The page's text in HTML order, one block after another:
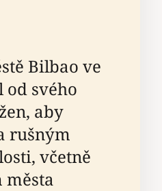
Bilbao ve
od svého
aby
rušným
včetně
města